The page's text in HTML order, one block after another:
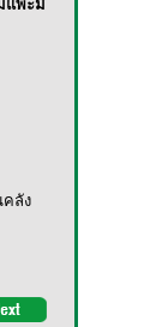
แพะมี
ลัง